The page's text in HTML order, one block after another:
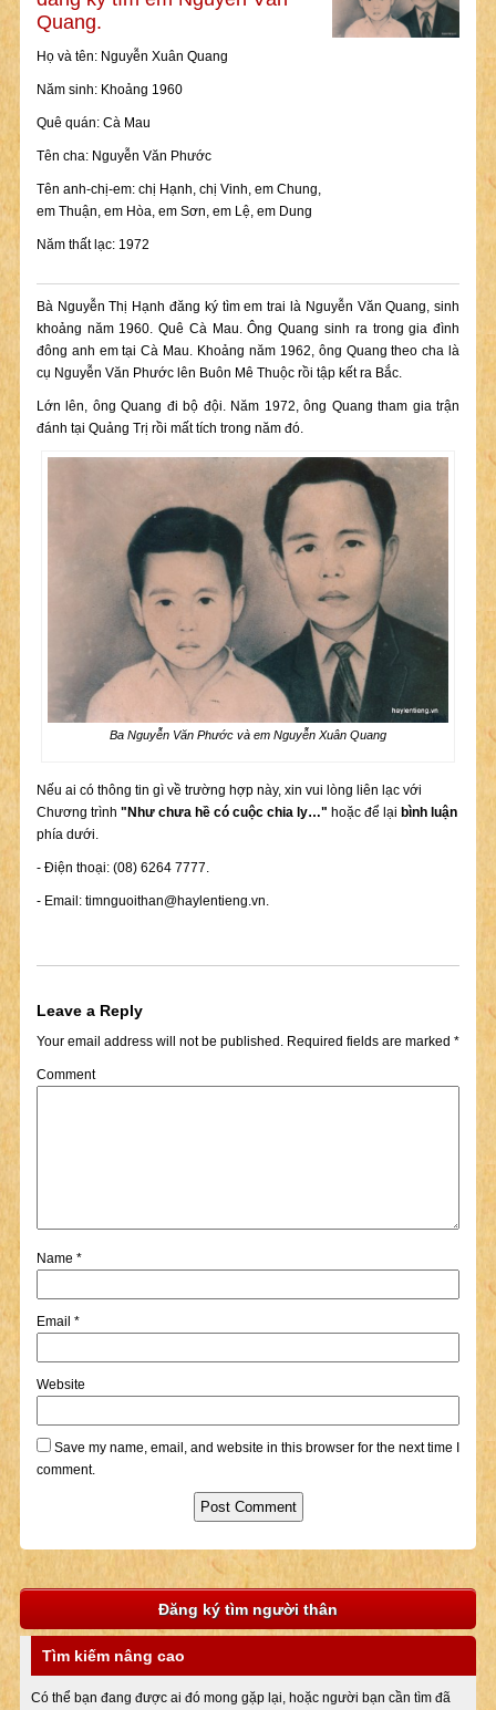
Quang.
Họ và tên: Nguyễn Xuân Quang
Năm sinh: Khoảng 1960
Quê quán: Cà Mau
Tên cha: Nguyễn Văn Phước
Tên anh-chị-em: chị Hạnh, chị Vinh, em Chung,
em Thuận, em Hòa, em Sơn, em Lệ, em Dung
Năm thất lạc: 1972
Bà Nguyễn Thị Hạnh đăng ký tìm em trai là Nguyễn Văn Quang, sinh
khoảng năm 1960. Quê Cà Mau. Ông Quang sinh ra trong gia đình
đông anh em tại Cà Mau. Khoảng năm 1962, ông Quang theo cha là
cụ Nguyễn Văn Phước lên Buôn Mê Thuộc rồi tập kết ra Bắc.
Lớn lên, ông Quang đi bộ đội. Năm 1972, ông Quang tham gia trận
đánh tại Quảng Trị rồi mất tích trong năm đó.
Ba Nguyễn Văn Phước và em Nguyễn Xuân Quang
Nếu ai có thông tin gì về trường hợp này, xin vui lòng liên lạc với
Chương trình "Như chưa hề có cuộc chia ly…" hoặc để lại bình luận
phía dưới.
- Điện thoại: (08) 6264 7777.
- Email: timnguoithan@haylentieng.vn.
Leave a Reply
Your email address will not be published.Required fields are marked *
Comment
Name *
Email *
Website
Save my name, email, and website in this browser for the next time I
comment.
Đăng ký tìm người thân
Tìm kiếm nâng cao
Có thể bạn đang được ai đó mong gặp lại, hoặc người bạn cần tìm đã